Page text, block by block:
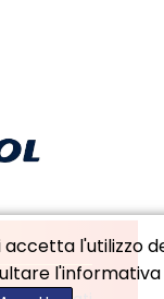
accetta l'utilizzo
l'informativa